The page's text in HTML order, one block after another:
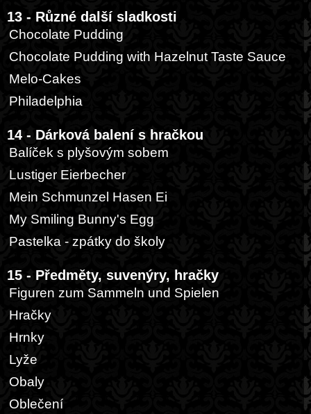
13 - Různé další sladkosti
Chocolate Pudding
Chocolate Pudding with Hazelnut Taste Sauce
Melo-Cakes
Philadelphia
14 - Dárková balení s hračkou
Balíček s plyšovým sobem
Lustiger Eierbecher
Mein Schmunzel Hasen Ei
My Smiling Bunny's Egg
Pastelka - zpátky do školy
15 - Předměty, suvenýry, hračky
Figuren zum Sammeln und Spielen
Hračky
Hrnky
Lyže
Obaly
Oblečení